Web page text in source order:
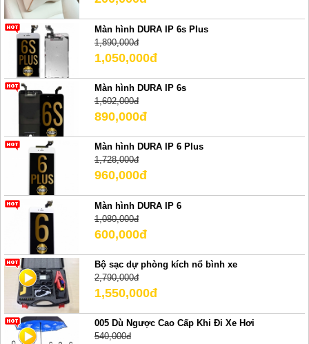
Màn hình DURA IP 6s Plus
1,890,000đ
1,050,000đ
Màn hình DURA IP 6s
1,602,000đ
890,000đ
Màn hình DURA IP 6 Plus
1,728,000đ
960,000đ
Màn hình DURA IP 6
1,080,000đ
600,000đ
Bộ sạc dự phòng kích nổ bình xe
2,790,000đ
1,550,000đ
005 Dù Ngược Cao Cấp Khi Đi Xe Hơi
540,000đ